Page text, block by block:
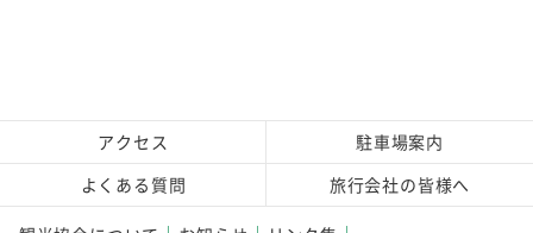
アクセス
駐車場案内
よくある質問
旅行会社の皆様へ